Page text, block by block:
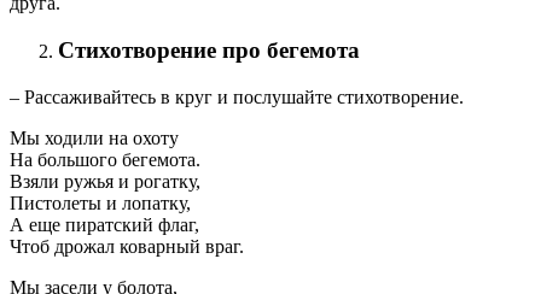
Стихотворение про бегемота
– Рассаживайтесь в круг и послушайте стихотворение.
Мы ходили на охоту
На большого бегемота.
Взяли ружья и рогатку,
Пистолеты и лопатку,
А еще пиратский флаг,
Чтоб дрожал коварный враг.
Мы засели у болота,